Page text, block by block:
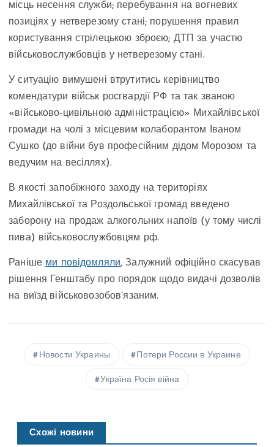
місць несення служби; перебування на вогневих
позиціях у нетверезому стані; порушення правил
користування стрілецькою зброєю; ДТП за участю
військовослужбовців у нетверезому стані.
У ситуацію вимушені втрутитись керівництво
комендатури військ росгвардії РФ та так званою
«військово-цивільною адміністрацією» Михайлівської
громади на чолі з місцевим колаборантом Іваном
Сушко (до війни був професійним дідом Морозом та
ведучим на весіллях).
В якості запобіжного заходу на територіях
Михайлівської та Роздольської громад введено
заборону на продаж алкогольних напоїв (у тому числі
пива) військовослужбовцям рф.
Раніше ми повідомляли, Залужний офіційно скасував
рішення Генштабу про порядок щодо видачі дозволів
на виїзд військовозобов’язаним.
Новости Украины Потери России в Украине
Україна Росія війна
Схожі новини